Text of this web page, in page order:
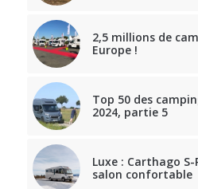
2,5 millions de
Europe !
Top 50 des
2024, partie 5
Luxe : Carthago S-
salon confortable